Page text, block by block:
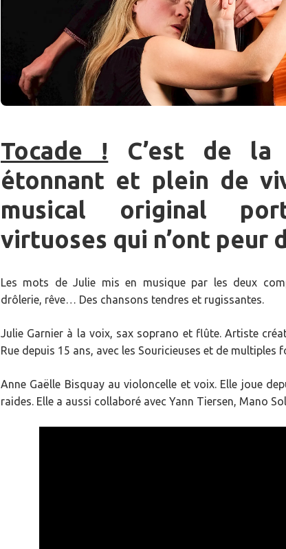
Tocade ! C’est de la
étonnant et plein de
musical original
virtuoses qui n’ont peur
Les mots de Julie mis en musique par les deux
drôlerie, rêve… Des chansons tendres et rugissantes.
Julie Garnier à la voix, sax soprano et flûte. Artiste
Rue depuis 15 ans, avec les Souricieuses et de multiples
Anne Gaëlle Bisquay au violoncelle et voix. Elle joue
raides. Elle a aussi collaboré avec Yann Tiersen, Mano